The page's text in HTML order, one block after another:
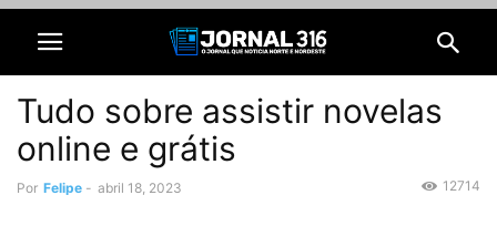
Tudo sobre assistir novelas
online e grátis
Por Felipe - abril 18, 2023 12714